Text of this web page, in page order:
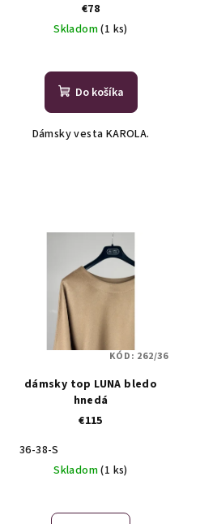
€78
Skladom(1 ks)
Do košíka
Dámsky vesta KAROLA.
dámsky top LUNA bledo
hnedá
€115
36-38-S
Skladom(1 ks)
KÓD: 262/36